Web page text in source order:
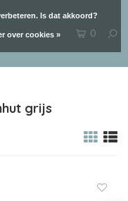
0
grijs
Is dat akkoord?
over cookies »